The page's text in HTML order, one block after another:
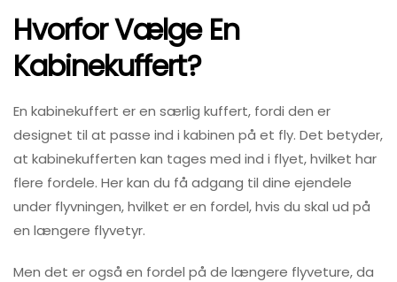
Hvorfor Vælge En
Kabinekuffert?
En kabinekuffert er en særlig kuffert, fordi den er
designet til at passe ind i kabinen på et fly. Det betyder,
at kabinekufferten kan tages med ind i flyet, hvilket har
flere fordele. Her kan du få adgang til dine ejendele
under flyvningen, hvilket er en fordel, hvis du skal ud på
en længere flyvetyr.
Men det er også en fordel på de længere flyveture, da